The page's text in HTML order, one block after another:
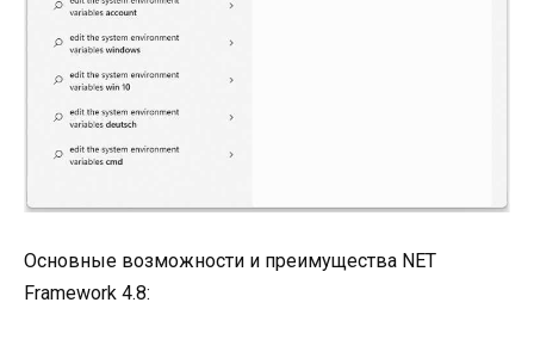
Основные возможности и преимущества NET
Framework 4.8: